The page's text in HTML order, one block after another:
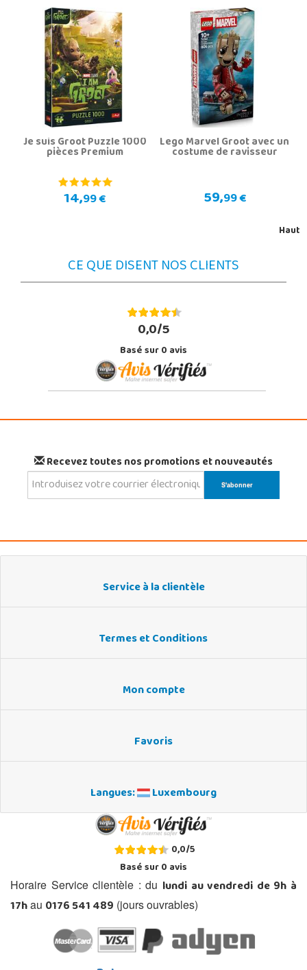
Je suis Groot Puzzle 1000
pièces Premium
14,99 €
Lego Marvel Groot avec un
costume de ravisseur
59,99 €
Haut
CE QUE DISENT NOS CLIENTS
0,0/5
Basé sur0avis
Recevez toutes nos promotions et nouveautés
Service à la clientèle
Termes et Conditions
Mon compte
Favoris
Langues: Luxembourg
0,0/5
Basé sur0avis
Horaire Service clientèle : du lundi au vendredi de 9h à
17hau 0176 541 489 (jours ouvrables)